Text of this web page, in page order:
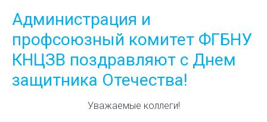
Администрация и
профсоюзный комитет ФГБНУ
КНЦЗВ поздравляют с Днем
защитника Отечества!
Уважаемые коллеги!